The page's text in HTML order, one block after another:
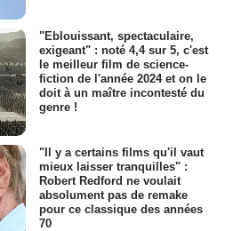
"Eblouissant, spectaculaire,
exigeant" : noté 4,4 sur 5, c'est
le meilleur film de science-
fiction de l'année 2024 et on le
doit à un maître incontesté du
genre !
"Il y a certains films qu'il vaut
mieux laisser tranquilles" :
Robert Redford ne voulait
absolument pas de remake
pour ce classique des années
70